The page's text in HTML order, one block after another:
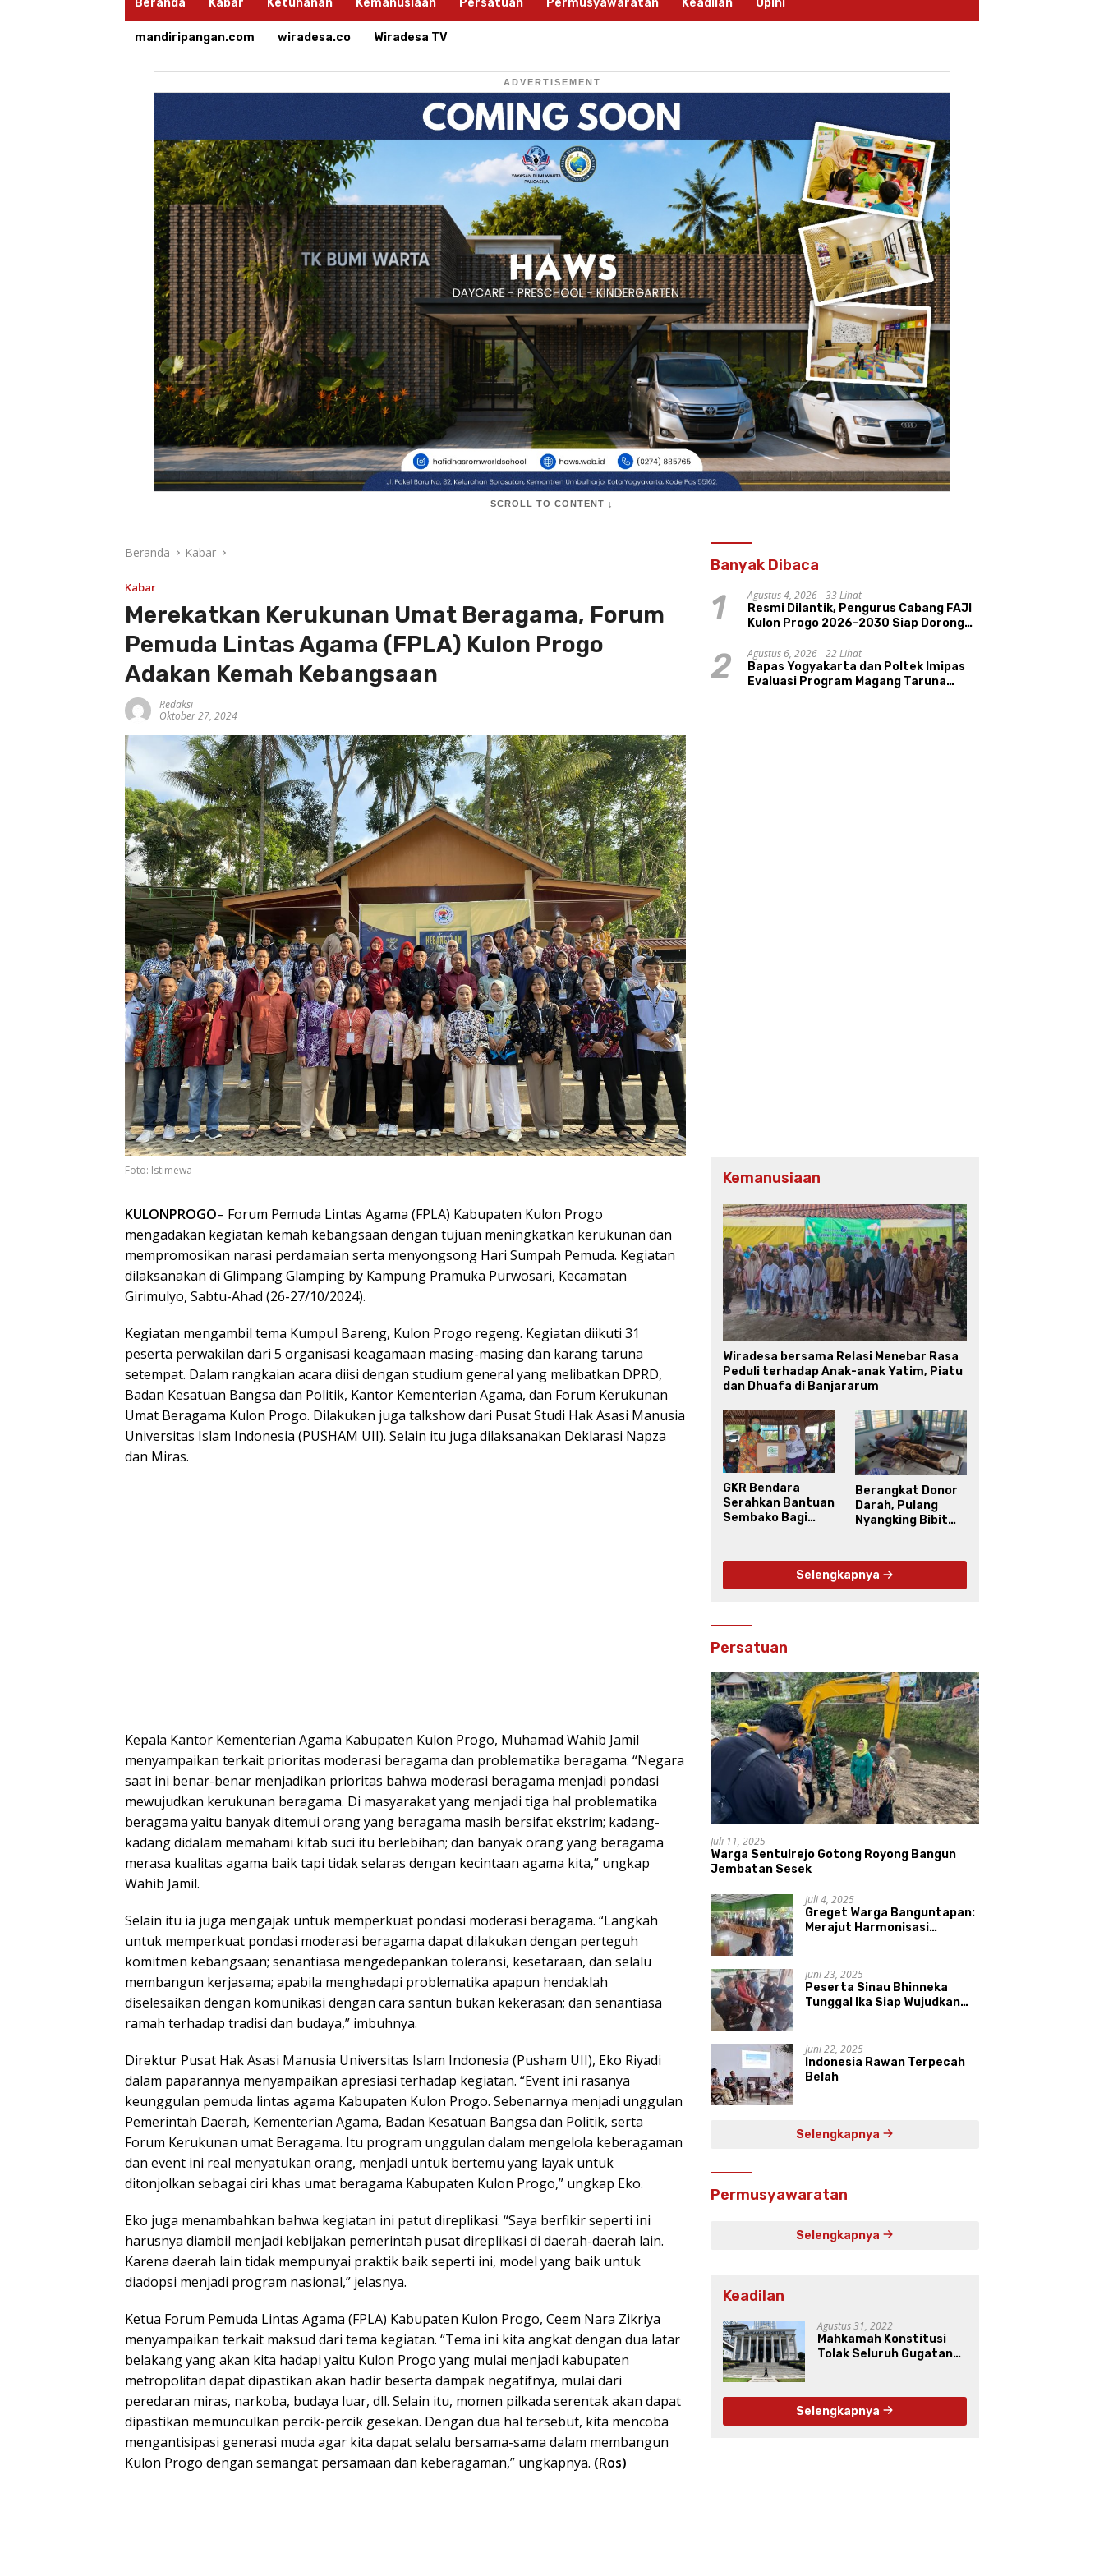
Beranda Kabar Ketuhanan Kemanusiaan Persatuan Permusyawaratan Keadilan Opini
mandiripangan.com wiradesa.co Wiradesa TV
ADVERTISEMENT
SCROLL TO CONTENT ↓
Beranda Kabar
Kabar
Merekatkan Kerukunan Umat Beragama, Forum
Pemuda Lintas Agama (FPLA) Kulon Progo
Adakan Kemah Kebangsaan
Redaksi
Oktober 27, 2024
Foto: Istimewa
KULONPROGO– Forum Pemuda Lintas Agama (FPLA) Kabupaten Kulon Progo
mengadakan kegiatan kemah kebangsaan dengan tujuan meningkatkan kerukunan dan
mempromosikan narasi perdamaian serta menyongsong Hari Sumpah Pemuda. Kegiatan
dilaksanakan di Glimpang Glamping by Kampung Pramuka Purwosari, Kecamatan
Girimulyo, Sabtu-Ahad (26-27/10/2024).
Kegiatan mengambil tema Kumpul Bareng, Kulon Progo regeng. Kegiatan diikuti 31
peserta perwakilan dari 5 organisasi keagamaan masing-masing dan karang taruna
setempat. Dalam rangkaian acara diisi dengan studium general yang melibatkan DPRD,
Badan Kesatuan Bangsa dan Politik, Kantor Kementerian Agama, dan Forum Kerukunan
Umat Beragama Kulon Progo. Dilakukan juga talkshow dari Pusat Studi Hak Asasi Manusia
Universitas Islam Indonesia (PUSHAM UII). Selain itu juga dilaksanakan Deklarasi Napza
dan Miras.
Kepala Kantor Kementerian Agama Kabupaten Kulon Progo, Muhamad Wahib Jamil
menyampaikan terkait prioritas moderasi beragama dan problematika beragama. “Negara
saat ini benar-benar menjadikan prioritas bahwa moderasi beragama menjadi pondasi
mewujudkan kerukunan beragama. Di masyarakat yang menjadi tiga hal problematika
beragama yaitu banyak ditemui orang yang beragama masih bersifat ekstrim; kadang-
kadang didalam memahami kitab suci itu berlebihan; dan banyak orang yang beragama
merasa kualitas agama baik tapi tidak selaras dengan kecintaan agama kita,” ungkap
Wahib Jamil.
Selain itu ia juga mengajak untuk memperkuat pondasi moderasi beragama. “Langkah
untuk memperkuat pondasi moderasi beragama dapat dilakukan dengan perteguh
komitmen kebangsaan; senantiasa mengedepankan toleransi, kesetaraan, dan selalu
membangun kerjasama; apabila menghadapi problematika apapun hendaklah
diselesaikan dengan komunikasi dengan cara santun bukan kekerasan; dan senantiasa
ramah terhadap tradisi dan budaya,” imbuhnya.
Direktur Pusat Hak Asasi Manusia Universitas Islam Indonesia (Pusham UII), Eko Riyadi
dalam paparannya menyampaikan apresiasi terhadap kegiatan. “Event ini rasanya
keunggulan pemuda lintas agama Kabupaten Kulon Progo. Sebenarnya menjadi unggulan
Pemerintah Daerah, Kementerian Agama, Badan Kesatuan Bangsa dan Politik, serta
Forum Kerukunan umat Beragama. Itu program unggulan dalam mengelola keberagaman
dan event ini real menyatukan orang, menjadi untuk bertemu yang layak untuk
ditonjolkan sebagai ciri khas umat beragama Kabupaten Kulon Progo,” ungkap Eko.
Eko juga menambahkan bahwa kegiatan ini patut direplikasi. “Saya berfikir seperti ini
harusnya diambil menjadi kebijakan pemerintah pusat direplikasi di daerah-daerah lain.
Karena daerah lain tidak mempunyai praktik baik seperti ini, model yang baik untuk
diadopsi menjadi program nasional,” jelasnya.
Ketua Forum Pemuda Lintas Agama (FPLA) Kabupaten Kulon Progo, Ceem Nara Zikriya
menyampaikan terkait maksud dari tema kegiatan. “Tema ini kita angkat dengan dua latar
belakang yang akan kita hadapi yaitu Kulon Progo yang mulai menjadi kabupaten
metropolitan dapat dipastikan akan hadir beserta dampak negatifnya, mulai dari
peredaran miras, narkoba, budaya luar, dll. Selain itu, momen pilkada serentak akan dapat
dipastikan memunculkan percik-percik gesekan. Dengan dua hal tersebut, kita mencoba
mengantisipasi generasi muda agar kita dapat selalu bersama-sama dalam membangun
Kulon Progo dengan semangat persamaan dan keberagaman,” ungkapnya. (Ros)
Banyak Dibaca
1 Agustus 4, 2026
33 Lihat
Resmi Dilantik, Pengurus Cabang FAJI
Kulon Progo 2026-2030 Siap Dorong
Sungai Progo
2 Agustus 6, 2026
22 Lihat
Bapas Yogyakarta dan Poltek Imipas
Evaluasi Program Magang Taruna
Kemanusiaan
Wiradesa bersama Relasi Menebar Rasa
Peduli terhadap Anak-anak Yatim, Piatu
dan Dhuafa di Banjararum
GKR Bendara
Serahkan Bantuan
Sembako Bagi
Berangkat Donor
Darah, Pulang
Nyangking Bibit
Selengkapnya
Persatuan
Juli 11, 2025
Warga Sentulrejo Gotong Royong Bangun
Jembatan Sesek
Juli 4, 2025
Greget Warga Banguntapan:
Merajut Harmonisasi
Juni 23, 2025
Peserta Sinau Bhinneka
Tunggal Ika Siap Wujudkan
Juni 22, 2025
Indonesia Rawan Terpecah
Belah
Selengkapnya
Permusyawaratan
Selengkapnya
Keadilan
Agustus 31, 2022
Mahkamah Konstitusi
Tolak Seluruh Gugatan
Selengkapnya